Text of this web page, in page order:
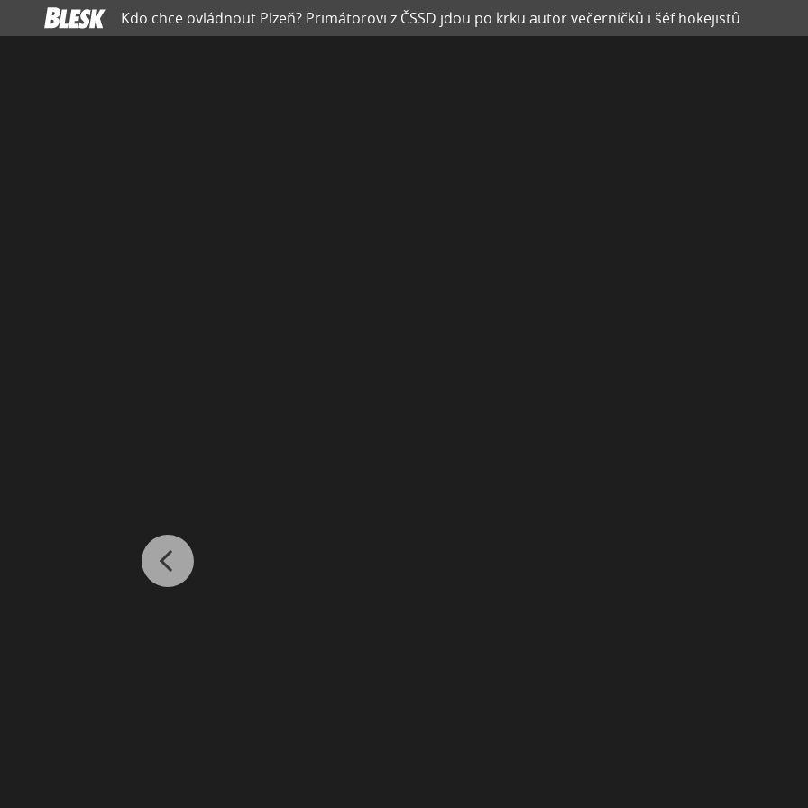
Kdo chce ovládnout Plzeň? Primátorovi z ČSSD jdou po krku autor večerníčků i šéf hokejistů